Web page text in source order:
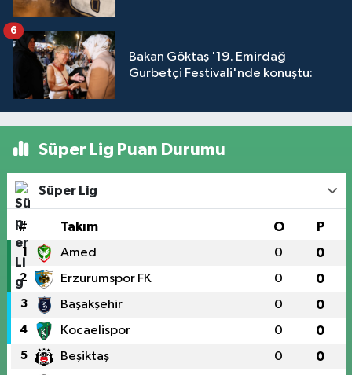
Bakan Göktaş '19. Emirdağ
Gurbetçi Festivali'nde konuştu:
6
Süper Lig Puan Durumu
Süper Lig
# Takım O P
1 Amed 0 0
2 Erzurumspor FK 0 0
3 Başakşehir 0 0
4 Kocaelispor 0 0
5 Beşiktaş 0 0